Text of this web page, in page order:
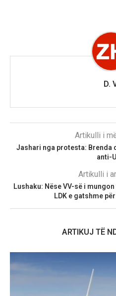
D.
Artikulli i
Jashari nga protesta: Brenda
anti-
Artikulli i
Lushaku: Nëse VV-së i
LDK e gatshme
ARTIKUJ TË